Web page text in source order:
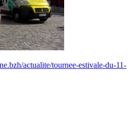
actualite/tournee-estivale-du-11-